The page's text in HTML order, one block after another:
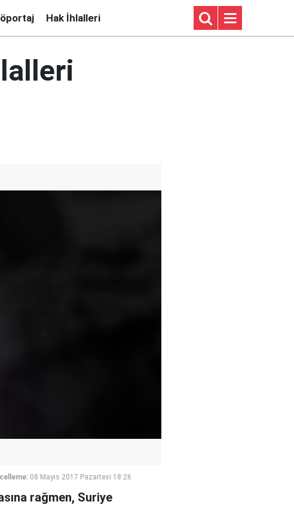
Hak İhlalleri
08 Mayıs 2017 Pazartesi 18:26
rağmen, Suriye